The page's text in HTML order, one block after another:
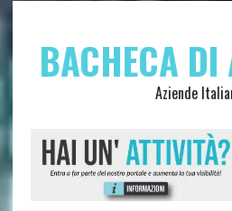
BACHECA DI
Aziende